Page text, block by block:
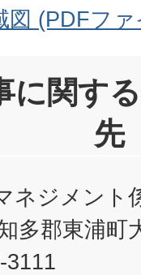
図 (PDFフ
に関す
先
ネジメント
多郡東浦町
3111